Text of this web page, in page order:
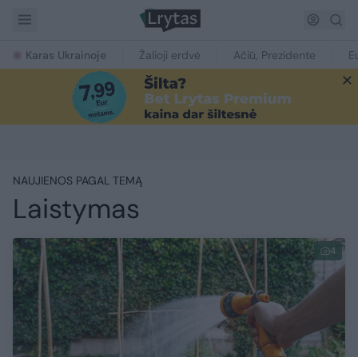
Karas Ukrainoje Žalioji erdvė Ačiū, Prezidente
NAUJIENOS PAGAL TEMĄ
Laistymas
4